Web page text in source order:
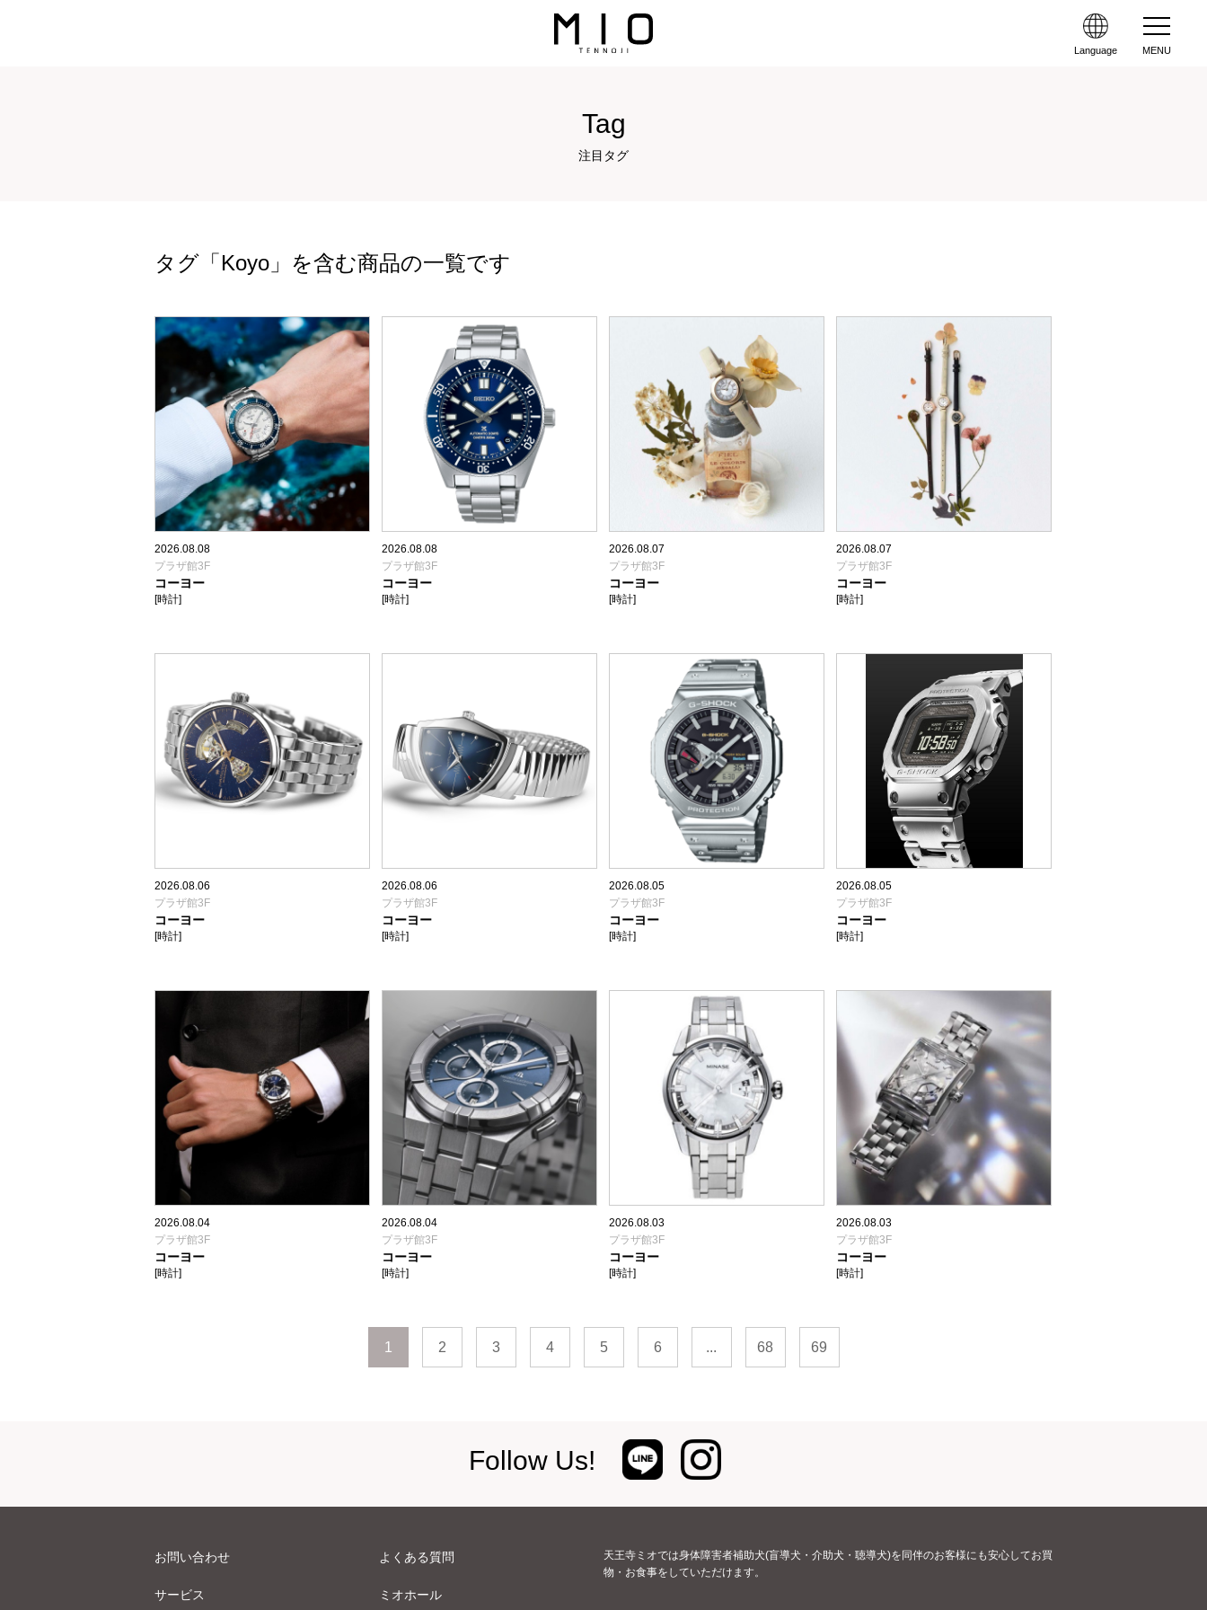
Language MENU
Tag
注目タグ
タグ「Koyo」を含む商品の一覧です
2026.08.08
プラザ館3F
コーヨー
[時計]
2026.08.08
プラザ館3F
コーヨー
[時計]
2026.08.07
プラザ館3F
コーヨー
[時計]
2026.08.07
プラザ館3F
コーヨー
[時計]
2026.08.06
プラザ館3F
コーヨー
[時計]
2026.08.06
プラザ館3F
コーヨー
[時計]
2026.08.05
プラザ館3F
コーヨー
[時計]
2026.08.05
プラザ館3F
コーヨー
[時計]
2026.08.04
プラザ館3F
コーヨー
[時計]
2026.08.04
プラザ館3F
コーヨー
[時計]
2026.08.03
プラザ館3F
コーヨー
[時計]
2026.08.03
プラザ館3F
コーヨー
[時計]
1 2 3 4 5 6 ... 68 69
Follow Us!
お問い合わせ よくある質問
サービス ミオホール
天王寺ミオでは身体障害者補助犬(盲導犬・介助犬・聴導犬)を同伴のお客様にも安心してお買
物・お食事をしていただけます。